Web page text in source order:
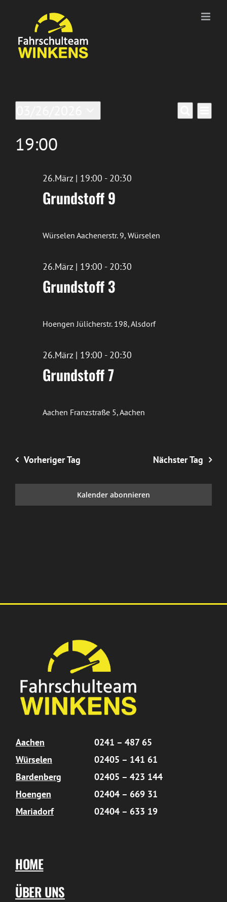
springen
Veranstaltungen
für
26/März/2026
Suche
Datum
wählen.
19:00
Grundstoff 9
26.März | 19:00 - 20:30
Würselen Aachenerstr. 9, Würselen
Grundstoff 3
26.März | 19:00 - 20:30
HoengenJülicherstr. 198, Alsdorf
Grundstoff 7
26.März | 19:00 - 20:30
Aachen Franzstraße 5, Aachen
Vorheriger Tag Nächster Tag
Kalender abonnieren
Aachen
0241 – 487 65
Würselen
02405 – 141 61
Bardenberg
02405 – 423 144
Hoengen
02404 – 669 31
Mariadorf
02404 – 633 19
HOME
ÜBER UNS